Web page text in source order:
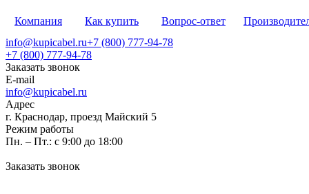
Компания Как купить Вопрос-ответ
info@kupicabel.ru+7 (800) 777-94-78
+7 (800) 777-94-78
Заказать звонок
E-mail
info@kupicabel.ru
Адрес
г. Краснодар, проезд Майский 5
Режим работы
Пн. – Пт.: с 9:00 до 18:00
Заказать звонок